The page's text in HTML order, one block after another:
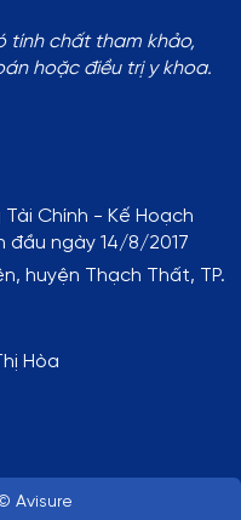
tính chất tham khảo,
hoặc điều trị y khoa.
Chính - Kế Hoạch
đầu ngày 14/8/2017
huyện Thạch Thất, TP.
Hòa
Avisure